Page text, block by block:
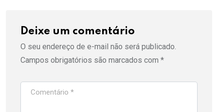
Deixe um comentário
O seu endereço de e-mail não será publicado.
Campos obrigatórios são marcados com *